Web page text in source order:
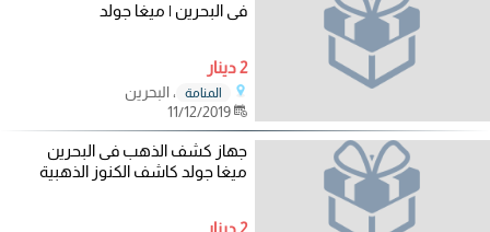
فى البحرين | ميغا جولد
2 دينار
المنامة
، البحرين
11/12/2019
جهاز كشف الذهب فى البحرين
ميغا جولد كاشف الكنوز الذهبية
2 دينار